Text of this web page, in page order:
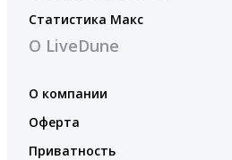
Статистика Макс
О LiveDune
О компании
Оферта
Приватность